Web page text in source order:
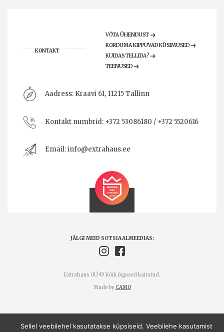
KONTAKT
VÕTA ÜHENDUST
KORDUMA KIPPUVAD KÜSIMUSED
KUIDAS TELLIDA?
TEENUSED
Aadress: Kraavi 61, 11215 Tallinn
Kontakt numbrid: +372 53086180 / +372 5520616
Email:info@extrahaus.ee
Extrahaus OÜ © Kõik õigused kaitstud.
JÄLGI MEID SOTSIAALMEEDIAS:
Made by CAMO
Sellel veebilehel kasutatakse küpsiseid. Veebilehe kasutamist